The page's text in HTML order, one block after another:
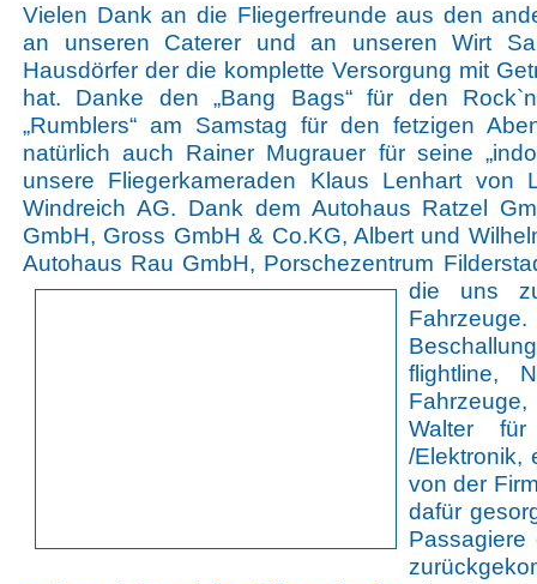
Vielen Dank an die Fliegerfreunde aus den
an unseren Caterer und an unseren Wirt
Hausdörfer der die komplette Versorgung mit
hat. Danke den „Bang Bags“ für den
„Rumblers“ am Samstag für den fetzigen
natürlich auch Rainer Mugrauer für seine
unsere Fliegerkameraden Klaus Lenhart
Windreich AG. Dank dem Autohaus Ratzel
GmbH, Gross GmbH & Co.KG, Albert und
Autohaus Rau GmbH, Porschezentrum
die uns
flightline,
Walter
/Elektronik,
von der
dafür